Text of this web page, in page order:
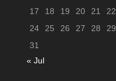
17
18 19 20 21 22
24
25 26 27 28 29
31
« Jul